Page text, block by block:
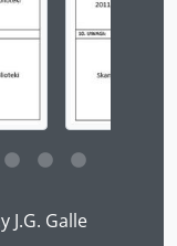
J.G. Galle